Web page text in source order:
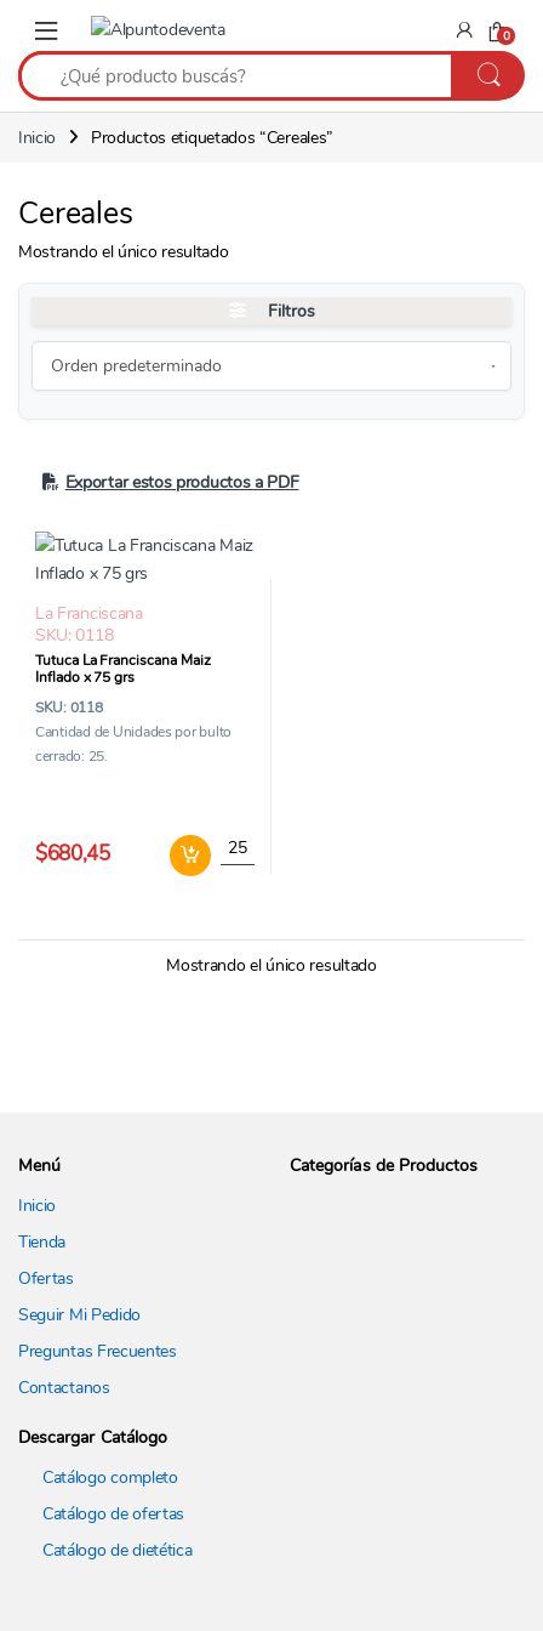
Saltar a navegación
0
Inicio Productos etiquetados “Cereales”
Cereales
Mostrando el único resultado
Filtros
Exportar estos productos a PDF
La Franciscana
SKU: 0118
Tutuca La Franciscana Maiz
Inflado x 75 grs
SKU: 0118
Cantidad de Unidades por bulto
cerrado: 25.
$680,45 Tutuca La Franciscana Maiz Inflado x 75 grs
Mostrando el único resultado
Menú
Inicio
Tienda
Ofertas
Seguir Mi Pedido
Preguntas Frecuentes
Contactanos
Categorías de Productos
Descargar Catálogo
Catálogo completo
Catálogo de ofertas
Catálogo de dietética